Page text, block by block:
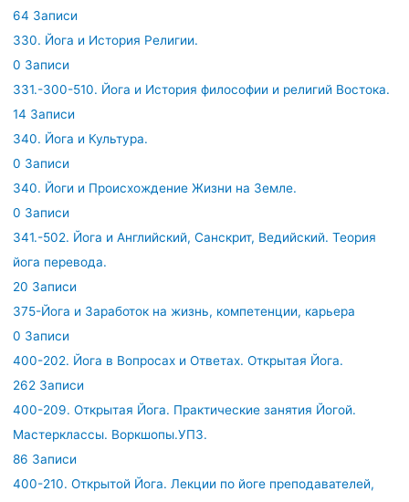
64 Записи
330. Йога и История Религии.
0 Записи
331.-300-510. Йога и История философии и религий Востока.
14 Записи
340. Йога и Культура.
0 Записи
340. Йоги и Происхождение Жизни на Земле.
0 Записи
341.-502. Йога и Английский, Санскрит, Ведийский. Теория
йога перевода.
20 Записи
375-Йога и Заработок на жизнь, компетенции, карьера
0 Записи
400-202. Йога в Вопросах и Ответах. Открытая Йога.
262 Записи
400-209. Открытая Йога. Практические занятия Йогой.
Мастерклассы. Воркшопы.УПЗ.
86 Записи
400-210. Открытой Йога. Лекции по йоге преподавателей,